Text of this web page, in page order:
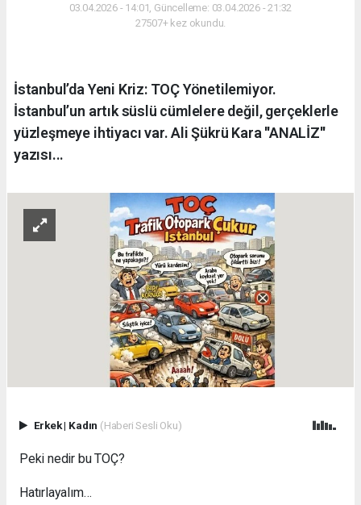
03.04.2026 - 14:01, Güncelleme: 03.04.2026 - 21:32
27507+ kez okundu.
İstanbul’da Yeni Kriz: TOÇ Yönetilemiyor.
İstanbul’un artık süslü cümlelere değil, gerçeklerle
yüzleşmeye ihtiyacı var. Ali Şükrü Kara ''ANALİZ''
yazısı...
Erkek| Kadın (Haberi Sesli Oku)
Peki nedir bu TOÇ?
Hatırlayalım…